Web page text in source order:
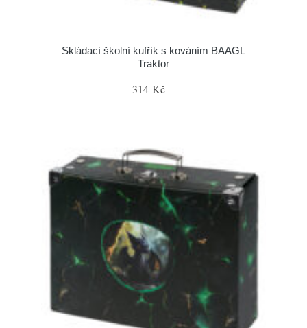
Skládací školní kufřík s kováním BAAGL
Traktor
314 Kč